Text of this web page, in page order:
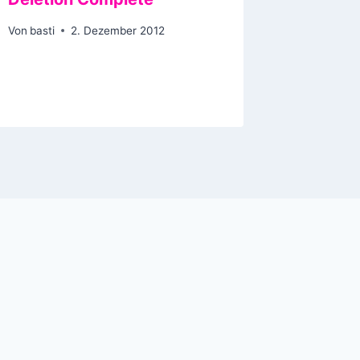
Von basti 2. Dezember 2012